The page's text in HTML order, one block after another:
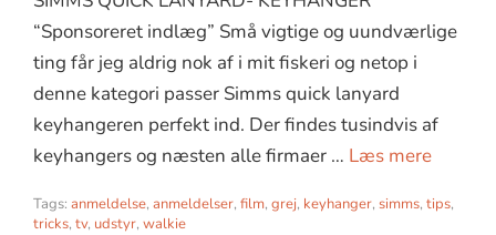
“Sponsoreret indlæg” Små vigtige og uundværlige
ting får jeg aldrig nok af i mit fiskeri og netop i
denne kategori passer Simms quick lanyard
keyhangeren perfekt ind. Der findes tusindvis af
keyhangers og næsten alle firmaer … Læs mere
Tags: anmeldelse, anmeldelser, film, grej, keyhanger, simms, tips,
tricks, tv, udstyr, walkie